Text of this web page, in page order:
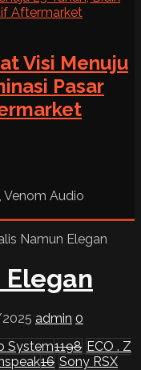
Visi Menuju
Pasar
Venom Audio
admin 0
System1198 ECO . Z
16 Sony RSX